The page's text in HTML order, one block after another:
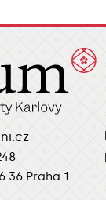
36 Praha 1